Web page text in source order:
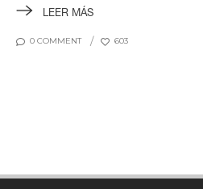
LEER MÁS
0 COMMENT 603